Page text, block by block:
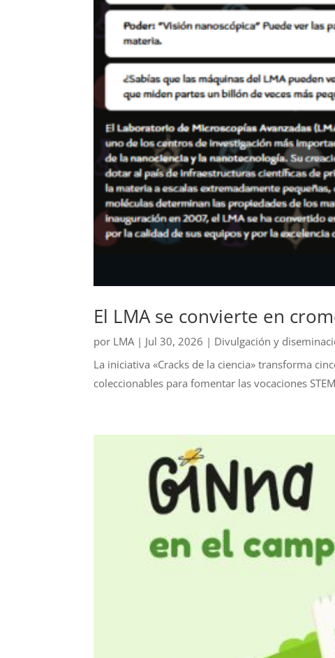
El LMA se convierte en
por LMA| Jul 30, 2026 | Divulgación y
La iniciativa «Cracks de la ciencia» transforma
coleccionables para fomentar las vocaciones